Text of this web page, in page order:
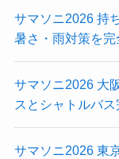
サマソニ2026 持
暑さ・雨対策を完
サマソニ2026 大
スとシャトルバ
サマソニ2026 東